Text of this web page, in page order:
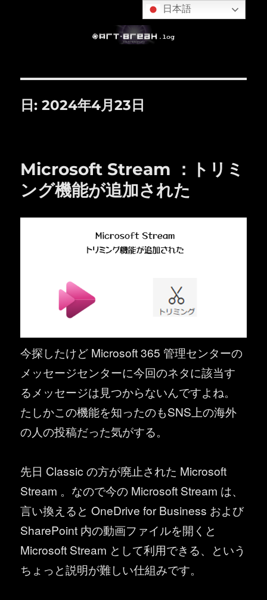
日:2024年4月23日
Microsoft Stream ：トリミ
ング機能が追加された
今探したけど Microsoft 365 管理センターの
メッセージセンターに今回のネタに該当す
るメッセージは見つからないんですよね。
たしかこの機能を知ったのもSNS上の海外
の人の投稿だった気がする。
先日 Classic の方が廃止された Microsoft
Stream 。なので今の Microsoft Stream は、
言い換えると OneDrive for Business および
SharePoint 内の動画ファイルを開くと
Microsoft Stream として利用できる、という
ちょっと説明が難しい仕組みです。
日本語